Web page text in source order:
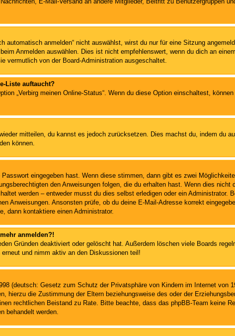
automatisch anmelden“ nicht auswählst, wirst du nur für eine Sitzung
Anmelden auswählen. Dies ist nicht empfehlenswert, wenn du dich an
vermutlich von der Board-Administration ausgeschaltet.
Liste auftaucht?
„Verbirg meinen Online-Status“. Wenn du diese Option einschaltest,
mitteilen, du kannst es jedoch zurücksetzen. Dies machst du, indem du
können.
eingegeben hast. Wenn diese stimmen, dann gibt es zwei
den Anweisungen folgen, die du erhalten hast. Wenn dies
werden – entweder musst du dies selbst erledigen oder ein Administrator.
Anweisungen. Ansonsten prüfe, ob du deine E-Mail-Adresse korrekt
dann kontaktiere einen Administrator.
anmelden?!
Gründen deaktiviert oder gelöscht hat. Außerdem löschen viele Boards
und nimm aktiv an den Diskussionen teil!
(deutsch: Gesetz zum Schutz der Privatsphäre von Kindern im Internet
hierzu die Zustimmung der Eltern beziehungsweise des oder der
rechtlichen Beistand zu Rate. Bitte beachte, dass das phpBB-Team keine
behandelt werden.